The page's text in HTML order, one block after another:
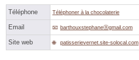
Téléphone Téléphoner à la chocolaterie
Email barthouxstephaneⓐgmail.com
Site web patisserievernet.site-solocal.com